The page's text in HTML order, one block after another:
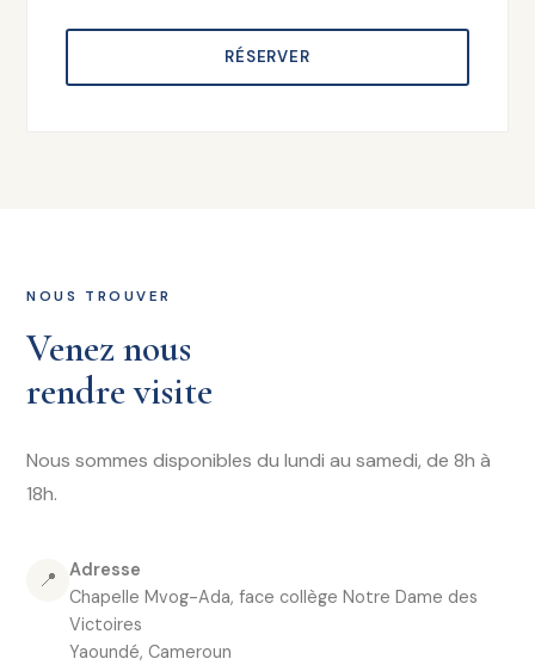
RÉSERVER
NOUS TROUVER
Venez nous
rendre visite
Nous sommes disponibles du lundi au samedi, de 8h à
18h.
📍
Adresse
Chapelle Mvog-Ada, face collège Notre Dame des
Victoires
Yaoundé, Cameroun